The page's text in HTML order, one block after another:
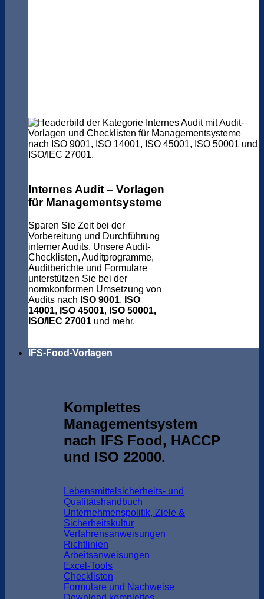
Internes Audit – Vorlagen
für Managementsysteme
Sparen Sie Zeit bei der
Vorbereitung und Durchführung
interner Audits. Unsere Audit-
Checklisten, Auditprogramme,
Auditberichte und Formulare
unterstützen Sie bei der
normkonformen Umsetzung von
Audits nach ISO 9001, ISO
14001, ISO 45001, ISO 50001,
ISO/IEC 27001 und mehr.
IFS-Food-Vorlagen
Komplettes
Managementsystem
nach IFS Food, HACCP
und ISO 22000.
Lebensmittelsicherheits- und
Qualitätshandbuch
Unternehmenspolitik, Ziele &
Sicherheitskultur
Verfahrensanweisungen
Richtlinien
Arbeitsanweisungen
Excel-Tools
Checklisten
Formulare und Nachweise